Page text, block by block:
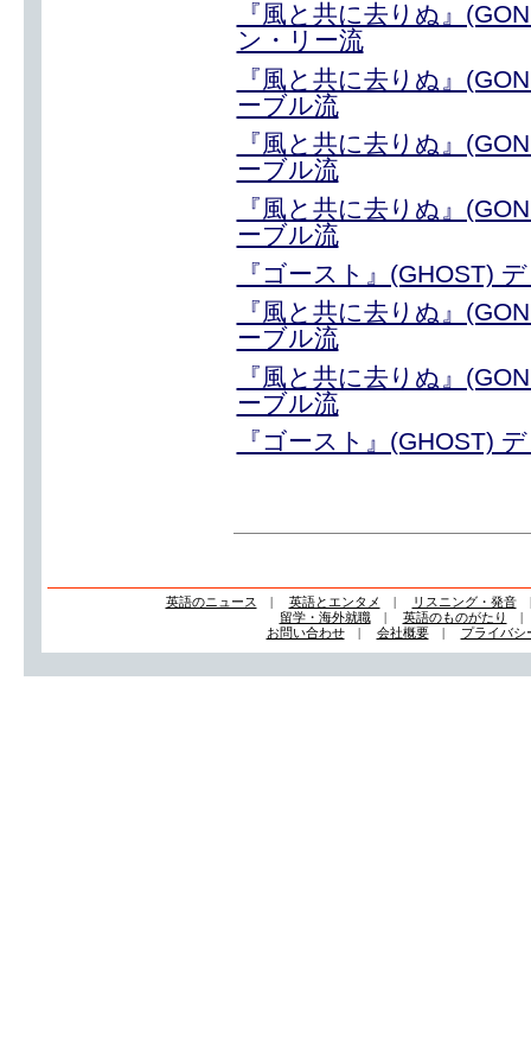
『風と共に去りぬ』
ン・リー流
『風と共に去りぬ』
ーブル流
『風と共に去りぬ』
ーブル流
『風と共に去りぬ』
ーブル流
『ゴースト』(GHOST)
『風と共に去りぬ』
ーブル流
『風と共に去りぬ』
ーブル流
『ゴースト』(GHOST)
英語のニュース | 英語とエンタメ | リスニング・発音
留学・海外就職| 英語のものがたり
お問い合わせ| 会社概要| プライバシ